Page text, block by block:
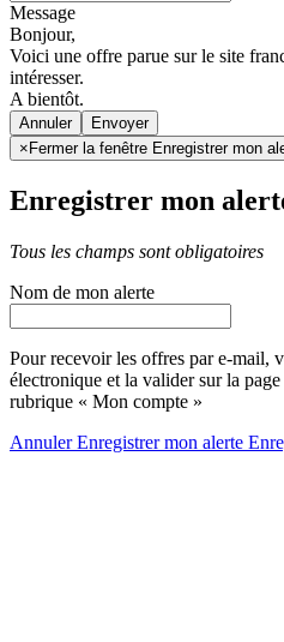
Message
Bonjour,
Voici une offre parue sur le site
intéresser.
A bientôt.
Annuler
× Fermer la fenêtre Enregistrer mon
Enregistrer mon
Tous les champs sont obligatoires
Nom de mon alerte
Pour recevoir les offres par e-mail,
électronique et la valider sur la page
rubrique « Mon compte »
AnnulerEnregistrer mon alerte